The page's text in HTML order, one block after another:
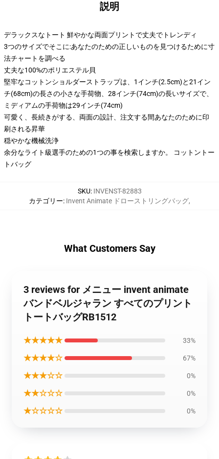
説明
デラックスなトート 鮮やかな両面プリントで丈夫でトレンディ
3つのサイズでそこに:あなたのための正しいものを見つけるために寸
法チャートを調べる
丈夫な100%のポリエステル貝
堅牢なコットンショルダーストラップは、1インチ(2.5cm)と21イン
チ(68cm)の長さの小さな手荷物、28インチ(74cm)の長いサイズで、
ミディアムの手荷物は29インチ(74cm)
可愛く、長続きがする、両面の設計、注文する間あなたのために印
刷される昇華
穏やかな機械洗浄
余分なライト級選手のための1つの事を検索しますか。 コットントー
トバッグ
SKU: INVENST-82883
カテゴリー: Invent Animate ドローストリングバッグ,
What Customers Say
3 reviews for メニュー invent animate
バンドベルジャラン すべてのプリント
トートバッグRB1512
★★★★★ 33%
★★★★☆ 67%
★★★☆☆ 0%
★★☆☆☆ 0%
★☆☆☆☆ 0%